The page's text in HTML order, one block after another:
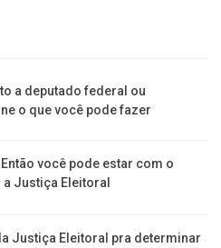
a deputado federal ou
o que você pode fazer
você pode estar com o
a Justiça Eleitoral
Justiça Eleitoral pra determinar